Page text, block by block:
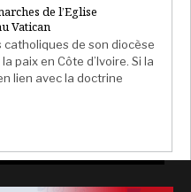
de l’Eglise
Vatican
catholiques de son diocèse
paix en Côte d’Ivoire. Si la
lien avec la doctrine